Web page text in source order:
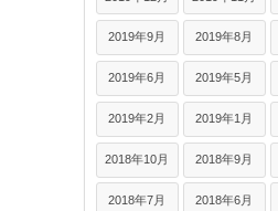
2019年9月 2019年8月
2019年6月 2019年5月
2019年2月 2019年1月
2018年10月 2018年9月
2018年7月 2018年6月